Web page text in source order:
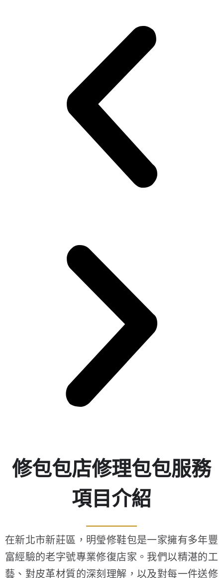
修包包店修理包包服務
項目介紹
在新北市新莊區，明瑩修鞋包是一家擁有多年豐
富經驗的老字號專業修復店家。我們以精湛的工
藝、對皮革材質的深刻理解，以及對每一件送修